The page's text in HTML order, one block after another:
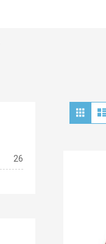
en
Grille
26